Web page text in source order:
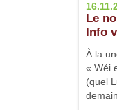
Le
Info
À la
« Wéi
(quel